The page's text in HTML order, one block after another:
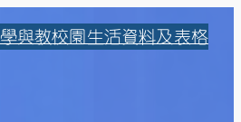
學與教校園生活資料及表格